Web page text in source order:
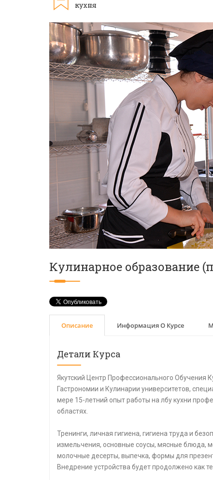
кухня
Кулинарное образование
Описание Информация О Курсе
Детали Курса
Якутский Центр Профессионального Обучения
Гастрономии и Кулинарии университетов,
мере 15-летний опыт работы на лбу кухни
областях.
Тренинги, личная гигиена, гигиена труда и
измельчения, основные соусы, мясные блюда,
молочные десерты, выпечка, формы для
Внедрение устройства будет продолжено как